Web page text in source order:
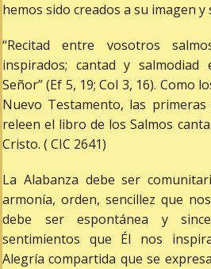
hemos sido creados a su imagen y
“Recitad entre vosotros
inspirados; cantad y
Señor” (Ef 5, 19; Col 3, 16). Como
Nuevo Testamento, las primeras
releen el libro de los Salmos
Cristo. ( CIC 2641)
La Alabanza debe ser
armonía, orden, sencillez que
debe ser espontánea y
sentimientos que Él nos
Alegría compartida que se